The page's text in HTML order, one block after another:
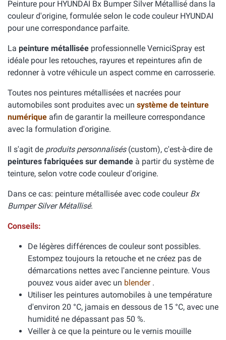
Peinture pour HYUNDAI Bx Bumper Silver Métallisé dans la
couleur d'origine, formulée selon le code couleur HYUNDAI
pour une correspondance parfaite.
La peinture métallisée professionnelle VerniciSpray est
idéale pour les retouches, rayures et repeintures afin de
redonner à votre véhicule un aspect comme en carrosserie.
Toutes nos peintures métallisées et nacrées pour
automobiles sont produites avec un système de teinture
numérique afin de garantir la meilleure correspondance
avec la formulation d'origine.
Il s'agit de produits personnalisés(custom), c'est-à-dire de
peintures fabriquées sur demande à partir du système de
teinture, selon votre code couleur d'origine.
Dans ce cas: peinture métallisée avec code couleur Bx
Bumper Silver Métallisé.
Conseils:
De légères différences de couleur sont possibles.
Estompez toujours la retouche et ne créez pas de
démarcations nettes avec l'ancienne peinture. Vous
pouvez vous aider avec un blender .
Utiliser les peintures automobiles à une température
d'environ 20 °C, jamais en dessous de 15 °C, avec une
humidité ne dépassant pas 50 %.
Veiller à ce que la peinture ou le vernis mouille